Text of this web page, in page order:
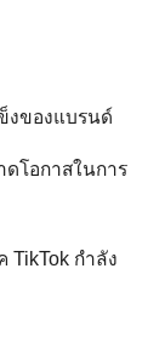
งของแบรนด์
โอกาสในการ
TikTok กำลัง